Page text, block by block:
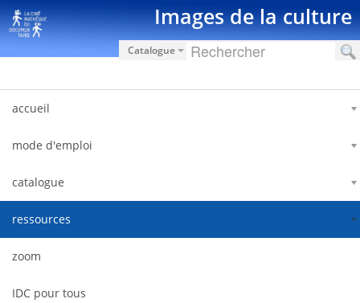
Saut au contenu Images de la culture
Catalogue
accueil
mode d'emploi
catalogue
ressources
zoom
IDC pour tous